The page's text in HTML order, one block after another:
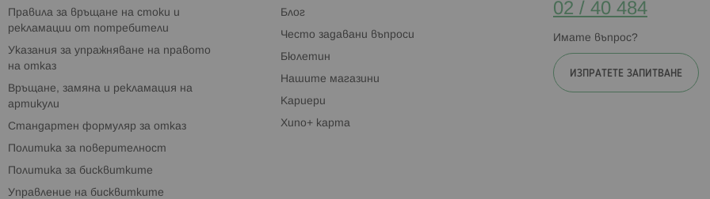
Правила за връщане на стоки и
рекламации от потребители
Указания за упражняване на правото
на отказ
Връщане, замяна и рекламация на
артикули
Стандартен формуляр за отказ
Политика за поверителност
Политика за бисквитките
Управление на бисквитките
Блог
Често задавани въпроси
Бюлетин
Нашите магазини
Кариери
Хипо+ карта
02 / 40 484
Имате въпрос?
ИЗПРАТЕТЕ ЗАПИТВАНЕ